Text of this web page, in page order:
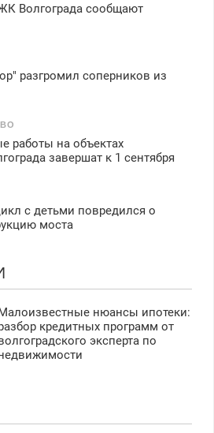
Волгограда сообщают
разгромил соперников из
работы на объектах
завершат к 1 сентября
с детьми повредился о
моста
нюансы ипотеки:
кредитных программ от
эксперта по